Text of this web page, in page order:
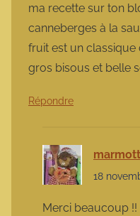
ma recette sur ton
canneberges à la
fruit est un classique
gros bisous et belle
Répondre
18
Merci beaucoup !!